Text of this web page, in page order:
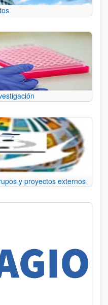
y proyectos externos